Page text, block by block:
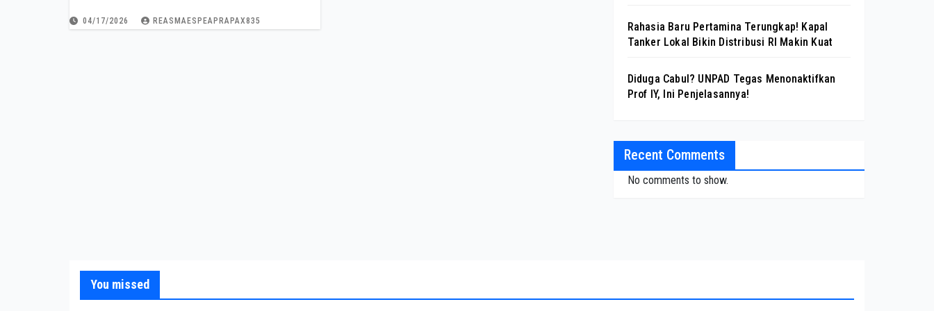
04/17/2026 REASMAESPEAPRAPAX835
Rahasia Baru Pertamina Terungkap! Kapal
Tanker Lokal Bikin Distribusi RI Makin Kuat
Diduga Cabul? UNPAD Tegas Menonaktifkan
Prof IY, Ini Penjelasannya!
Recent Comments
No comments to show.
You missed